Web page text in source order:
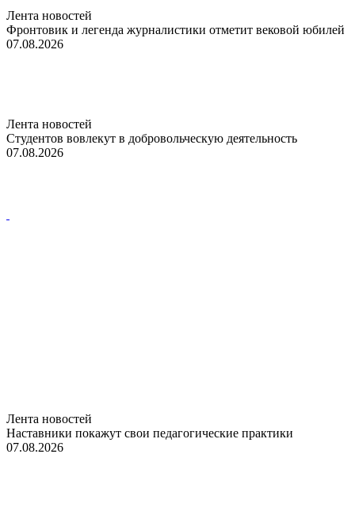
Лента новостей
Фронтовик и легенда журналистики отметит вековой юбилей
07.08.2026
Лента новостей
Студентов вовлекут в добровольческую деятельность
07.08.2026
Лента новостей
Наставники покажут свои педагогические практики
07.08.2026